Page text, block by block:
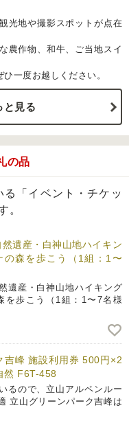
光地や撮影スポットが点在
農作物、和牛、ご当地スイ
一度お越しください。
と見る
の品
「イベント・チケッ
。
遺産・白神山地ハイキン
の森を歩こう（1組：1〜
遺産・白神山地ハイキング
を歩こう（1組：1〜7名様
吉峰 施設利用券 500円×2
然 F6T-458
るので、立山アルペンルー
立山グリーンパーク吉峰は